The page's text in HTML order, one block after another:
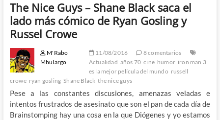
The Nice Guys – Shane Black saca el
lado más cómico de Ryan Gosling y
Russel Crowe
M'Rabo
Mhulargo
11/08/2016
8 comentarios
Actualidad años 70 cine humor iron man 3
es la mejor película del mundo russell
crowe ryan gosling Shane Black the nice guys
Pese a las constantes discusiones, amenazas veladas e
intentos frustrados de asesinato que son el pan de cada día de
Brainstomping hay una cosa en la que Diógenes y yo estamos